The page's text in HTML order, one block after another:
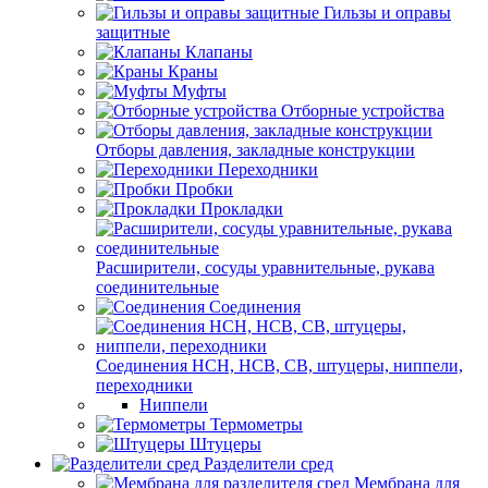
Гильзы и оправы
защитные
Клапаны
Краны
Муфты
Отборные устройства
Отборы давления, закладные конструкции
Переходники
Пробки
Прокладки
Расширители, сосуды уравнительные, рукава
соединительные
Соединения
Соединения НСН, НСВ, СВ, штуцеры, ниппели,
переходники
Ниппели
Термометры
Штуцеры
Разделители сред
Мембрана для